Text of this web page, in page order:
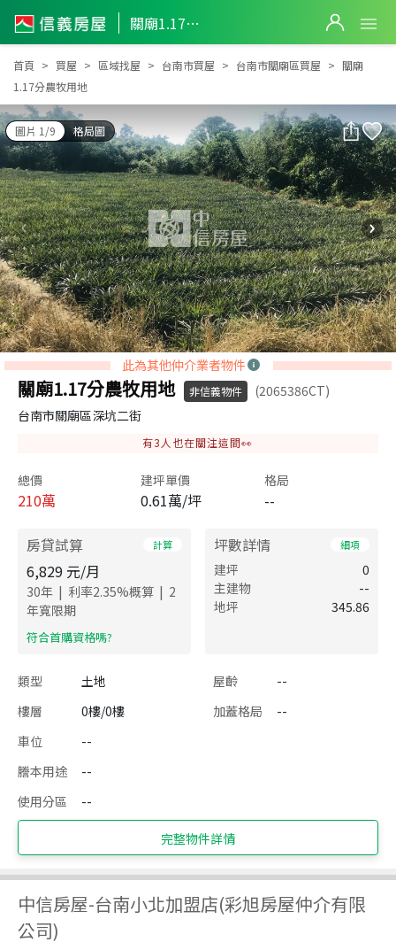
關廟1.17分農牧用地
關廟1.17分農牧用地
首頁 買屋 區域找屋 台南市買屋 台南市關廟區買屋
關廟
1.17分農牧用地
圖片 1/9 格局圖
此為其他仲介業者物件
關廟1.17分農牧用地 非信義物件
(2065386CT)
台南市關廟區深坑二街
有3 人也在關注這間👀
總價
210萬
建坪單價
0.61萬/坪
格局
--
房貸試算 計算
6,829 元/月
30年 | 利率2.35%概算 | 2
年寬限期
​符合首購資格嗎?
坪數詳情 細項
建坪
0
主建物
--
地坪
345.86
類型 土地 屋齡
--
樓層
0樓/0樓 加蓋格局
--
車位
--
謄本用途
--
使用分區
--
完整物件詳情
中信房屋-台南小北加盟店(彩旭房屋仲介有限
公司)